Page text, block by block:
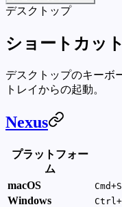
デスクトップ
ショートカット
デスクトップのキーボ
トレイからの起動。
Nexus
プラットフォー
ム
macOS
Windows